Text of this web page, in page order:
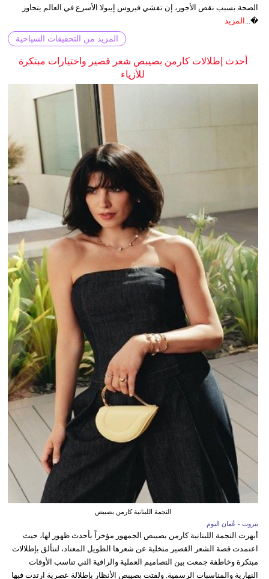
الصحة بسبب نقص الأجور، إن تفشي فيروس إيبولا الأسرع في العالم يتجاوز
�...
المزيد
المزيد من التحقيقات السياحية
أحدث إطلالات كارمن بصيبص شعر قصير واختيارات مبتكرة
للأزياء
النجمة اللبنانية كارمن بصيبص
بيروت - عُمان اليوم
أبهرت النجمة اللبنانية كارمن بصيبص الجمهور مؤخراً بأحدث ظهور لها، حيث
اعتمدت قصة الشعر القصير متخلية عن شعرها الطويل المعتاد، لتتألق بإطلالات
مبتكرة وخاطفة جمعت بين التصاميم العملية والراقية التي تناسب الأوقات
النهارية والمناسبات الرسمية. ولفتت بصيبص الأنظار بإطلالة عصرية ارتدت فيها